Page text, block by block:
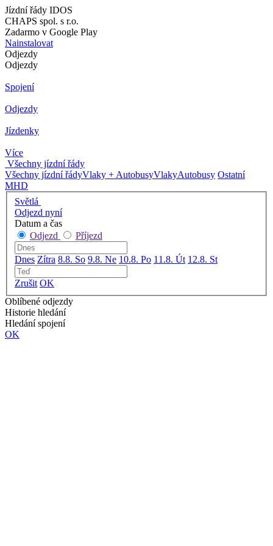
Jízdní řády IDOS
CHAPS spol. s r.o.
Zadarmo v Google Play
Nainstalovat
Odjezdy
Odjezdy
Spojení
Odjezdy
Jízdenky
Více
Všechny jízdní řády
Všechny jízdní řádyVlaky + AutobusyVlakyAutobusy Ostatní
MHD
Světlá
Odjezd nyní
Datum a čas
Odjezd
Příjezd
Dnes Zítra 8.8. So 9.8. Ne 10.8. Po 11.8. Út 12.8. St
Zrušit OK
Oblíbené odjezdy
Historie hledání
Hledání spojení
OK